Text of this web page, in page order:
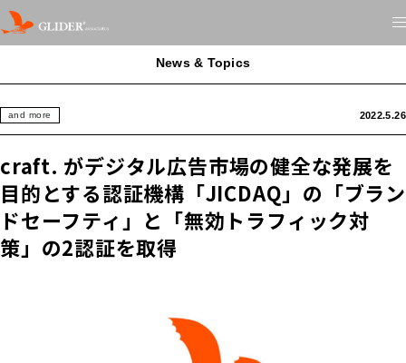
News & Topics
and more 2022.5.26
craft. がデジタル広告市場の健全な発展を
目的とする認証機構「JICDAQ」の「ブラン
ドセーフティ」と「無効トラフィック対
策」の2認証を取得